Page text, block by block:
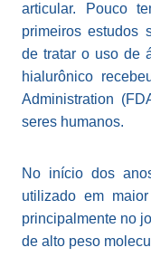
articular. Pouco
primeiros estudos
de tratar o uso de
hialurônico
Administration
seres humanos.
No início dos
utilizado em
principalmente no
de alto peso